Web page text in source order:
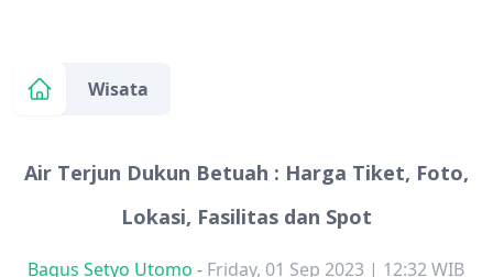
Wisata
Air Terjun Dukun Betuah : Harga Tiket, Foto,
Lokasi, Fasilitas dan Spot
Bagus Setyo Utomo - Friday, 01 Sep 2023 | 12:32 WIB